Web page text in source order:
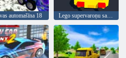
automašīna 18 Lego supervaroņu sacīkstes